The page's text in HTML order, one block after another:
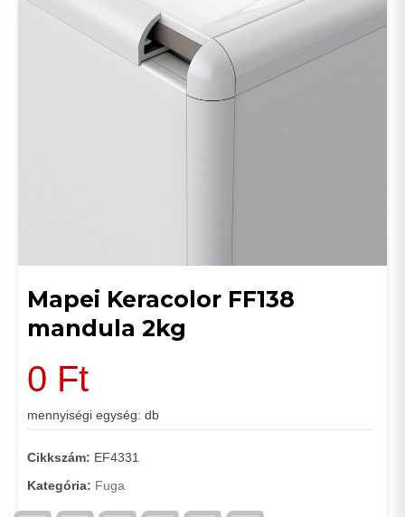
Mapei Keracolor FF138
mandula 2kg
0 Ft
mennyiségi egység: db
Cikkszám: EF4331
Kategória: Fuga